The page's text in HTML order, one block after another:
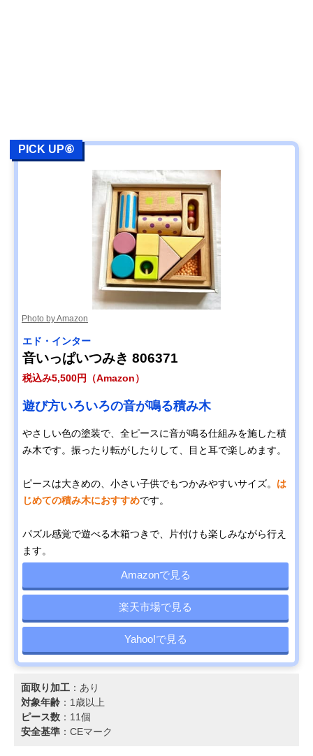
PICK UP⑥
Photo by Amazon
エド・インター
音いっぱいつみき ‎806371
税込み5,500円（Amazon）
遊び方いろいろの音が鳴る積み木
やさしい色の塗装で、全ピースに音が鳴る仕組みを施した積
み木です。振ったり転がしたりして、目と耳で楽しめます。
ピースは大きめの、小さい子供でもつかみやすいサイズ。 は
じめての積み木におすすめです。
パズル感覚で遊べる木箱つきで、片付けも楽しみながら行え
ます。
Amazonで見る
楽天市場で見る
Yahoo!で見る
面取り加工 ：あり
対象年齢 ：1歳以上
ピース数 ：11個
安全基準 ：CEマーク